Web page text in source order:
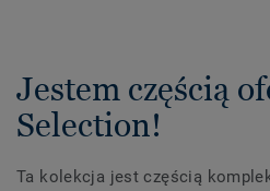
Jestem częścią
Selection!
Ta kolekcja jest częścią